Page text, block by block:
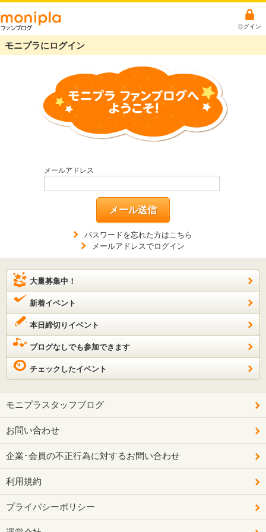
ログイン
モニプラにログイン
メールアドレス
メール送信
パスワードを忘れた方はこちら
メールアドレスでログイン
大量募集中！
新着イベント
本日締切りイベント
ブログなしでも参加できます
チェックしたイベント
モニプラスタッフブログ
お問い合わせ
企業･会員の不正行為に対するお問い合わせ
利用規約
プライバシーポリシー